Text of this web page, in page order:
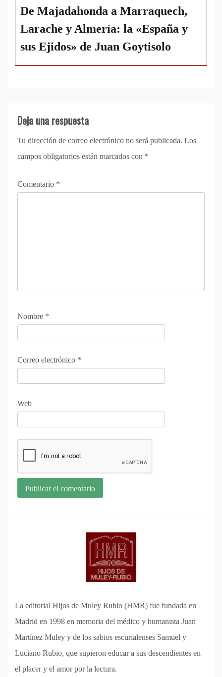
De Majadahonda a Marraquech,
Larache y Almería: la «España y
sus Ejidos» de Juan Goytisolo
Deja una respuesta
Tu dirección de correo electrónico no será publicada. Los
campos obligatorios están marcados con *
Comentario *
Nombre *
Correo electrónico *
Web
La editorial Hijos de Muley Rubio (HMR) fue fundada en
Madrid en 1998 en memoria del médico y humanista Juan
Martínez Muley y de los sabios escurialenses Samuel y
Luciano Rubio, que supieron educar a sus descendientes en
el placer y el amor por la lectura.